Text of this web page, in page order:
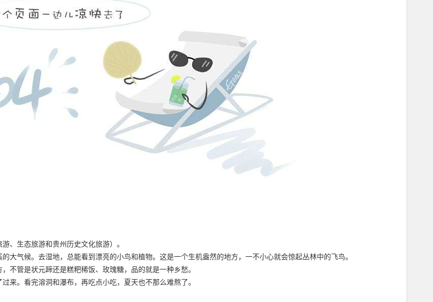
生态旅游和贵州历史文化旅游）。
大气候。去湿地，总能看到漂亮的小鸟和植物。这是一个生机盎然的地方，一不小心就会惊起丛林中的飞鸟。
不管是状元蹄还是糕粑稀饭、玫瑰糖，品的就是一种乡愁。
来。看完溶洞和瀑布，再吃点小吃，夏天也不那么难熬了。